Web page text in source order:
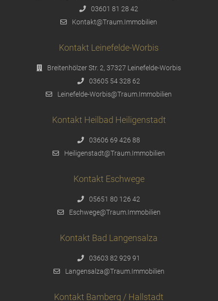
03601 81 28 42
Kontakt@Traum.Immobilien
Kontakt Leinefelde-Worbis
Breitenhölzer Str. 2, 37327 Leinefelde-Worbis
03605 54 328 62
Leinefelde-Worbis@Traum.Immobilien
Kontakt Heilbad Heiligenstadt
03606 69 426 88
Heiligenstadt@Traum.Immobilien
Kontakt Eschwege
05651 80 126 42
Eschwege@Traum.Immobilien
Kontakt Bad Langensalza
03603 82 929 91
Langensalza@Traum.Immobilien
Kontakt Bamberg / Hallstadt